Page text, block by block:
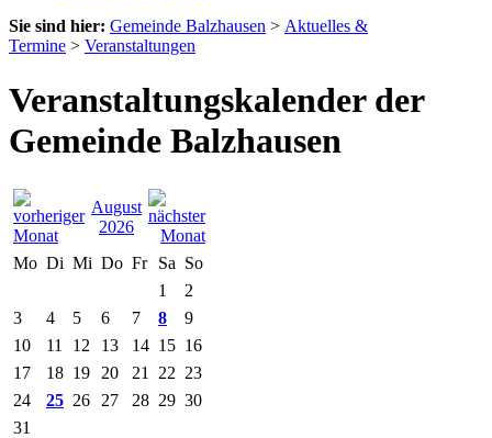
Sie sind hier: Gemeinde Balzhausen > Aktuelles &
Termine > Veranstaltungen
Veranstaltungskalender der
Gemeinde Balzhausen
August
2026
Mo Di Mi Do Fr Sa So
1
2
3
4 5 6 7 8
9
10
11 12 13 14 15 16
17
18 19 20 21 22 23
24
25 26 27 28 29 30
31